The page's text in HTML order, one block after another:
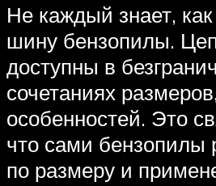
Не каждый знает,
шину бензопилы.
доступны в
сочетаниях
особенностей. Это
что сами бензопилы
по размеру и